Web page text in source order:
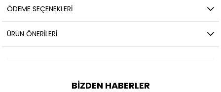
ÖDEME SEÇENEKLERI
ÜRÜN ÖNERILERI
BIZDEN HABERLER